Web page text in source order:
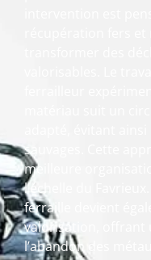
sauvages. Cette
meilleure
l’échelle du
ferraille devient
valorisation, offrant
l’abandon des